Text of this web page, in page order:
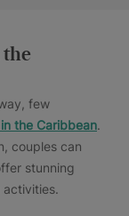
the
few
the Caribbean.
couples can
stunning